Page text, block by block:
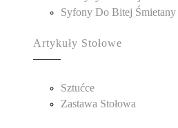
Syfony Do Bitej Śmietany
Artykuły Stołowe
Sztućce
Zastawa Stołowa